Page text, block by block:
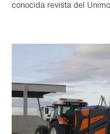
conocida revista del
emocionante mirada al